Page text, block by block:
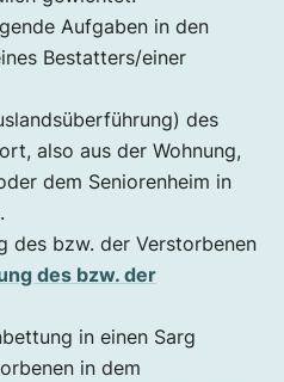
Aufgaben in den
Bestatters/einer
des
also aus der Wohnung,
dem Seniorenheim in
des bzw. der Verstorbenen
des bzw. der
in einen Sarg
in dem